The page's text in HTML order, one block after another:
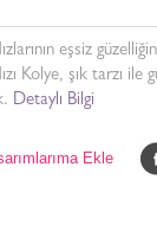
eşsiz
Kolye, şık tarzı ile
Detaylı Bilgi
Ekle